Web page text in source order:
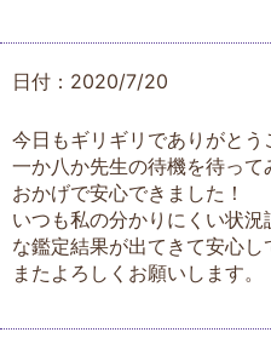
日付：2020/7/20
今日もギリギリでありがとう
一か八か先生の待機を待って
おかげで安心できました！
いつも私の分かりにくい状
な鑑定結果が出てきて安心し
またよろしくお願いします。